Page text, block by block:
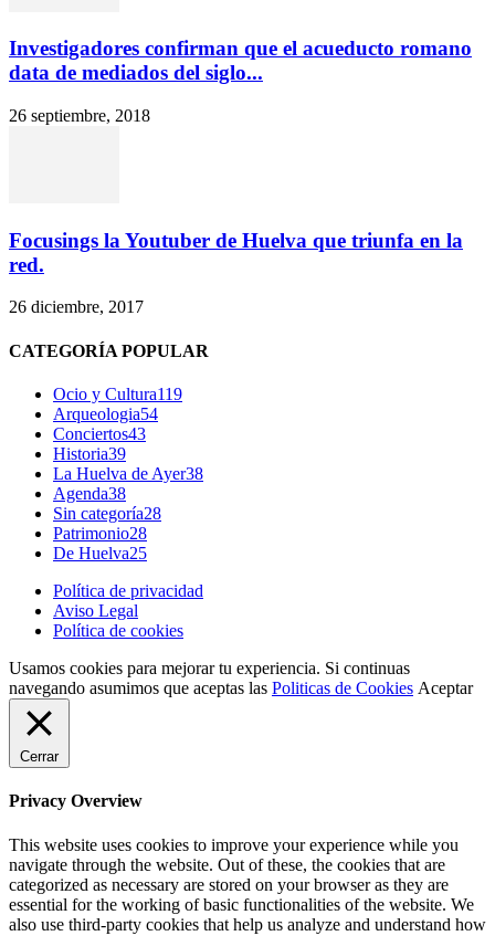
Investigadores confirman que el acueducto romano
data de mediados del siglo...
26 septiembre, 2018
Focusings la Youtuber de Huelva que triunfa en la
red.
26 diciembre, 2017
CATEGORÍA POPULAR
Ocio y Cultura119
Arqueologia54
Conciertos43
Historia39
La Huelva de Ayer38
Agenda38
Sin categoría28
Patrimonio28
De Huelva25
Política de privacidad
Aviso Legal
Política de cookies
Usamos cookies para mejorar tu experiencia. Si continuas
navegando asumimos que aceptas las Politicas de Cookies Aceptar
Cerrar
Privacy Overview
This website uses cookies to improve your experience while you
navigate through the website. Out of these, the cookies that are
categorized as necessary are stored on your browser as they are
essential for the working of basic functionalities of the website. We
also use third-party cookies that help us analyze and understand how